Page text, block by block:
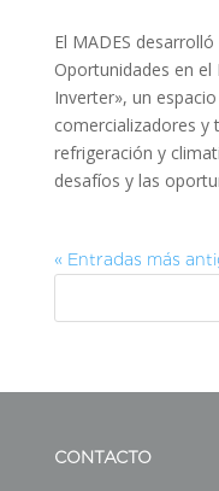
El MADES
Oportunidades en
Inverter», un
comercializadores y
refrigeración y
desafíos y las
« Entradas más
CONTACTO